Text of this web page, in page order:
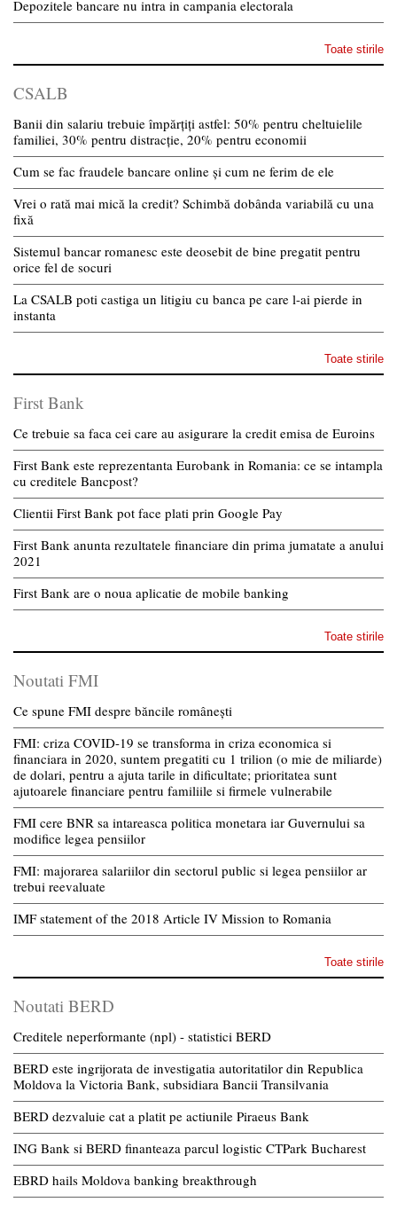
Depozitele bancare nu intra in campania electorala
Toate stirile
CSALB
Banii din salariu trebuie împărțiți astfel: 50% pentru cheltuielile
familiei, 30% pentru distracție, 20% pentru economii
Cum se fac fraudele bancare online și cum ne ferim de ele
Vrei o rată mai mică la credit? Schimbă dobânda variabilă cu una
fixă
Sistemul bancar romanesc este deosebit de bine pregatit pentru
orice fel de socuri
La CSALB poti castiga un litigiu cu banca pe care l-ai pierde in
instanta
Toate stirile
First Bank
Ce trebuie sa faca cei care au asigurare la credit emisa de Euroins
First Bank este reprezentanta Eurobank in Romania: ce se intampla
cu creditele Bancpost?
Clientii First Bank pot face plati prin Google Pay
First Bank anunta rezultatele financiare din prima jumatate a anului
2021
First Bank are o noua aplicatie de mobile banking
Toate stirile
Noutati FMI
Ce spune FMI despre băncile românești
FMI: criza COVID-19 se transforma in criza economica si
financiara in 2020, suntem pregatiti cu 1 trilion (o mie de miliarde)
de dolari, pentru a ajuta tarile in dificultate; prioritatea sunt
ajutoarele financiare pentru familiile si firmele vulnerabile
FMI cere BNR sa intareasca politica monetara iar Guvernului sa
modifice legea pensiilor
FMI: majorarea salariilor din sectorul public si legea pensiilor ar
trebui reevaluate
IMF statement of the 2018 Article IV Mission to Romania
Toate stirile
Noutati BERD
Creditele neperformante (npl) - statistici BERD
BERD este ingrijorata de investigatia autoritatilor din Republica
Moldova la Victoria Bank, subsidiara Bancii Transilvania
BERD dezvaluie cat a platit pe actiunile Piraeus Bank
ING Bank si BERD finanteaza parcul logistic CTPark Bucharest
EBRD hails Moldova banking breakthrough